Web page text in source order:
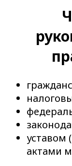
уставом
актами